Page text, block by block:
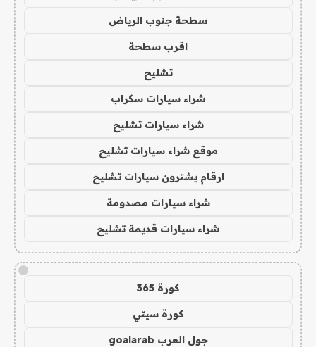
سطحة جنوب الرياض
اقرب سطحة
تشليح
شراء سيارات سكراب
شراء سيارات تشليح
موقع شراء سيارات تشليح
ارقام يشترون سيارات تشليح
شراء سيارات مصدومة
شراء سيارات قديمة تشليح
!
كورة 365
كورة سيتي
جول العرب goalarab